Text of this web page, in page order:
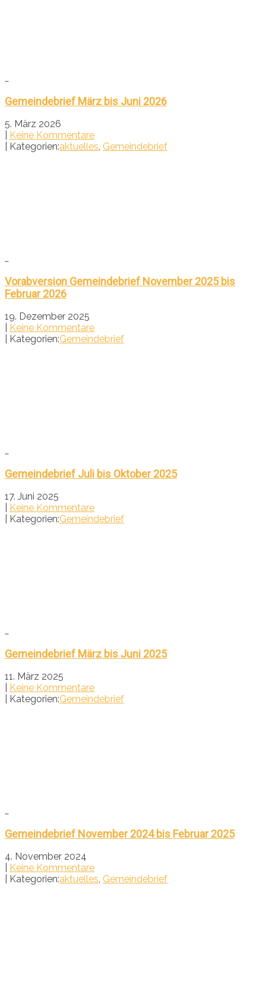
…
Gemeindebrief März bis Juni 2026
5. März 2026
Keine Kommentare
| Kategorien:aktuelles, Gemeindebrief
…
Vorabversion Gemeindebrief November 2025 bis
Februar 2026
19. Dezember 2025
Keine Kommentare
| Kategorien:Gemeindebrief
…
Gemeindebrief Juli bis Oktober 2025
17. Juni 2025
Keine Kommentare
| Kategorien:Gemeindebrief
…
Gemeindebrief März bis Juni 2025
11. März 2025
Keine Kommentare
| Kategorien:Gemeindebrief
…
Gemeindebrief November 2024 bis Februar 2025
4. November 2024
Keine Kommentare
| Kategorien:aktuelles, Gemeindebrief